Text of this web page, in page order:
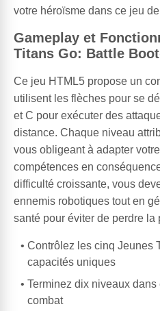
votre héroïsme dans ce jeu
Gameplay et
Titans Go: Battle
Ce jeu HTML5 propose un
utilisent les flèches pour se
et C pour exécuter des
distance. Chaque niveau
vous obligeant à adapter
compétences en
difficulté croissante, vous
ennemis robotiques tout en
santé pour éviter de perdre la
Contrôlez les cinq Jeunes
capacités uniques
Terminez dix niveaux
combat